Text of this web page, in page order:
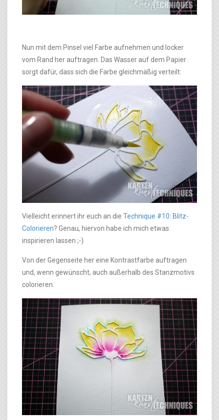
Nun mit dem Pinsel viel Farbe aufnehmen und locker
vom Rand her auftragen. Das Wasser auf dem Papier
sorgt dafür, dass sich die Farbe gleichmäßig verteilt:
Vielleicht erinnert ihr euch an die Technique #10: Blitz-
Colorieren? Genau, hiervon habe ich mich etwas
inspirieren lassen ;-)
Von der Gegenseite her eine Kontrastfarbe auftragen
und, wenn gewünscht, auch außerhalb des Stanzmotivs
colorieren: